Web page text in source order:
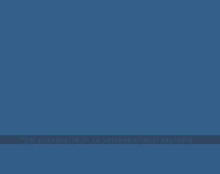
Tüm sistemlerimizi ve yeteneklerimizi keşfedin